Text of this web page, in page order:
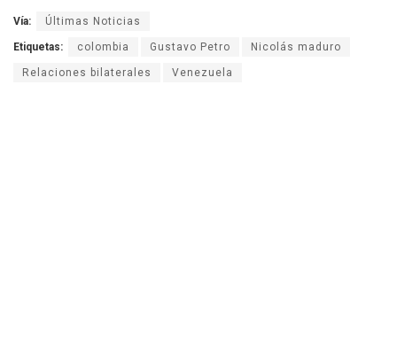
Vía: Últimas Noticias
Etiquetas: colombia Gustavo Petro Nicolás maduro
Relaciones bilaterales Venezuela